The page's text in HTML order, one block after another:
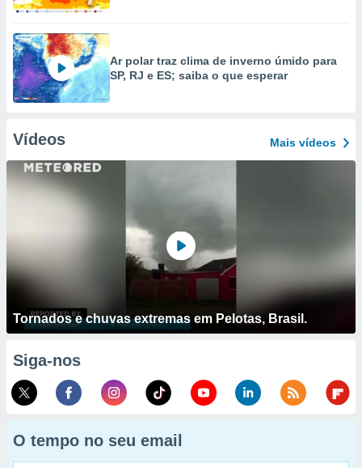
Ar polar traz clima de inverno úmido para
SP, RJ e ES; saiba o que esperar
Vídeos Mais vídeos
Tornados e chuvas extremas em Pelotas, Brasil.
Siga-nos
O tempo no seu email